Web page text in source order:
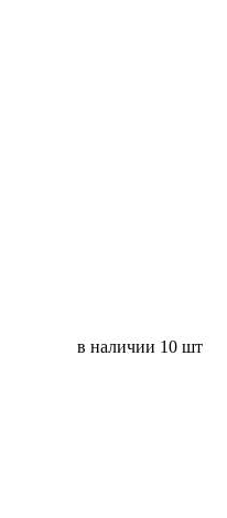
в наличии 10 шт